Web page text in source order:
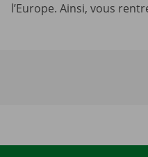
l’Europe. Ainsi, vous